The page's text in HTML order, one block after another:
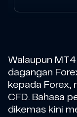
Walaupun
dagangan
kepada Forex,
CFD. Bahasa
dikemas kini